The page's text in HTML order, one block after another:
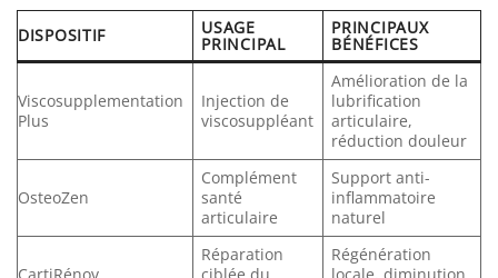
DISPOSITIF USAGE
PRINCIPAL
PRINCIPAUX
BÉNÉFICES
Viscosupplementation
Plus
Injection de
viscosuppléant
Amélioration de la
lubrification
articulaire,
réduction douleur
OsteoZen
Complément
santé
articulaire
Support anti-
inflammatoire
naturel
Réparation
Régénération